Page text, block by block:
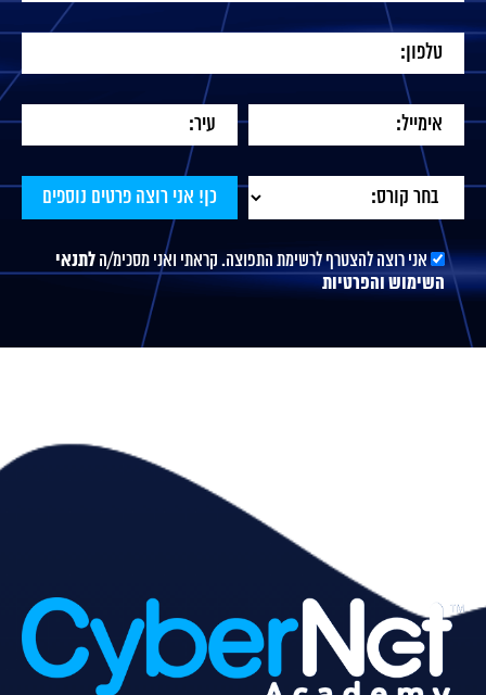
אני רוצה להצטרף לרשימת התפוצה. קראתי ואני מסכימ/ה לתנאי
השימוש והפרטיות